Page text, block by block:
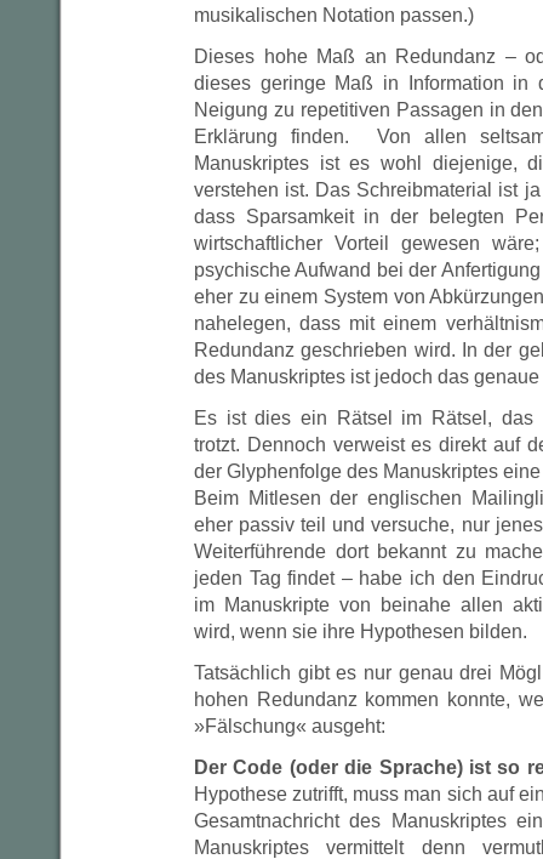
musikalischen Notation passen.)
Dieses hohe Maß an Redundanz –
dieses geringe Maß in Information in
Neigung zu repetitiven Passagen in
Erklärung finden. Von allen
Manuskriptes ist es wohl diejenige,
verstehen ist. Das Schreibmaterial ist
dass Sparsamkeit in der belegten
wirtschaftlicher Vorteil gewesen
psychische Aufwand bei der
eher zu einem System von
nahelegen, dass mit einem
Redundanz geschrieben wird. In der
des Manuskriptes ist jedoch das
Es ist dies ein Rätsel im Rätsel, das
trotzt. Dennoch verweist es direkt auf
der Glyphenfolge des Manuskriptes
Beim Mitlesen der englischen
eher passiv teil und versuche, nur
Weiterführende dort bekannt zu
jeden Tag findet – habe ich den
im Manuskripte von beinahe allen
wird, wenn sie ihre Hypothesen bilden.
Tatsächlich gibt es nur genau drei
hohen Redundanz kommen konnte,
»Fälschung« ausgeht:
Der Code (oder die Sprache) ist so
Hypothese zutrifft, muss man sich auf
Gesamtnachricht des Manuskriptes
Manuskriptes vermittelt denn